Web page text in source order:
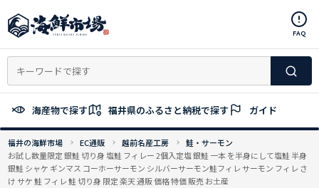
ン
ン
へ
ッ
プ
FAQ
海産物で探す 福井県のふるさと納税で探す ガイド
福井の海鮮市場 EC通販 越前名産工房
鮭・サーモン
お試し数量限定 銀鮭 切り身 塩鮭 フィレー 2個入定塩 銀鮭 一本 を半身にして塩鮭 半身
銀鮭 シャケ ギンマス コーホーサーモン シルバーサーモン鮭フィレ サーモン フィレ さ
け サケ 鮭 フィレ 鮭 切り身 限定 楽天 通販 価格 特価 販売 お土産